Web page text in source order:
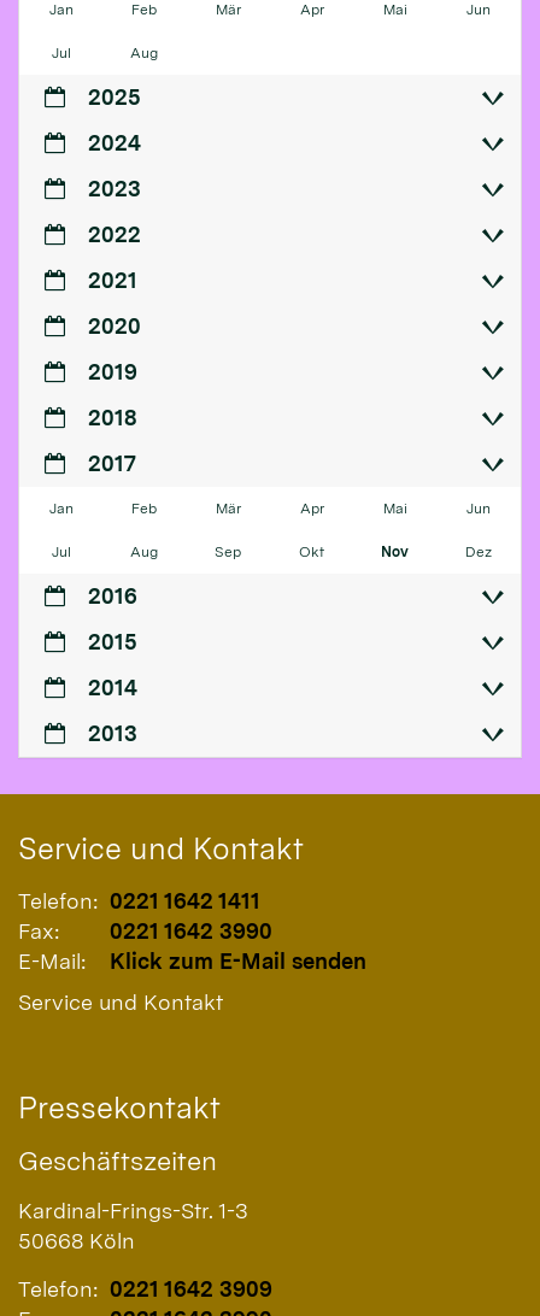
Jan Feb Mär Apr Mai Jun
Jul Aug
2025
2024
2023
2022
2021
2020
2019
2018
2017
Jan Feb Mär Apr Mai Jun
Jul Aug Sep Okt Nov Dez
2016
2015
2014
2013
Service und Kontakt
Telefon: 0221 1642 1411
Fax:
0221 1642 3990
E-Mail:
Klick zum E-Mail senden
Service und Kontakt
Pressekontakt
Geschäftszeiten
Kardinal-Frings-Str. 1-3
50668 Köln
Telefon: 0221 1642 3909